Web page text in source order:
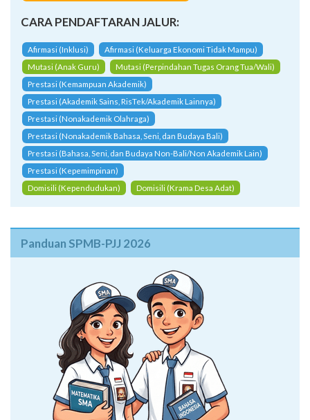
CARA PENDAFTARAN JALUR:
Afirmasi (Inklusi)
Afirmasi (Keluarga Ekonomi Tidak Mampu)
Mutasi (Anak Guru)
Mutasi (Perpindahan Tugas Orang Tua/Wali)
Prestasi (Kemampuan Akademik)
Prestasi (Akademik Sains, RisTek/Akademik Lainnya)
Prestasi (Nonakademik Olahraga)
Prestasi (Nonakademik Bahasa, Seni, dan Budaya Bali)
Prestasi (Bahasa, Seni, dan Budaya Non-Bali/Non Akademik Lain)
Prestasi (Kepemimpinan)
Domisili (Kependudukan)
Domisili (Krama Desa Adat)
Panduan SPMB-PJJ 2026